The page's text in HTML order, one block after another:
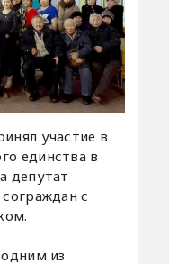
участие в
единства в
депутат
с
из